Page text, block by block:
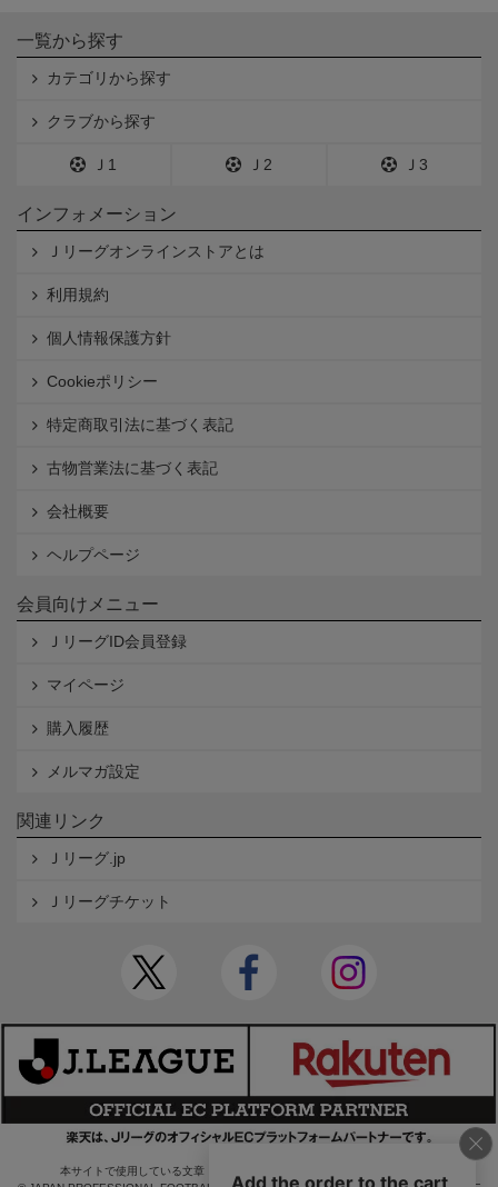
一覧から探す
カテゴリから探す
クラブから探す
Ｊ1 Ｊ2 Ｊ3
インフォメーション
Ｊリーグオンラインストアとは
利用規約
個人情報保護方針
Cookieポリシー
特定商取引法に基づく表記
古物営業法に基づく表記
会社概要
ヘルプページ
会員向けメニュー
ＪリーグID会員登録
マイページ
購入履歴
メルマガ設定
関連リンク
Ｊリーグ.jp
Ｊリーグチケット
本サイトで使用している文章・画像等の無断での複製・転載を禁止します。